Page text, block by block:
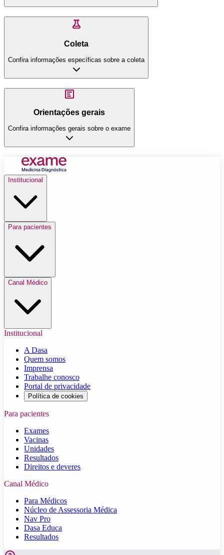
Coleta
Confira informações específicas sobre a coleta
Orientações gerais
Confira informações gerais sobre o exame
Institucional
Para pacientes
Canal Médico
Institucional
A Dasa
Quem somos
Imprensa
Trabalhe conosco
Portal de privacidade
Política de cookies
Para pacientes
Exames
Vacinas
Unidades
Resultados
Direitos e deveres
Canal Médico
Para Médicos
Núcleo de Assessoria Médica
Nav Pro
Dasa Educa
Resultados